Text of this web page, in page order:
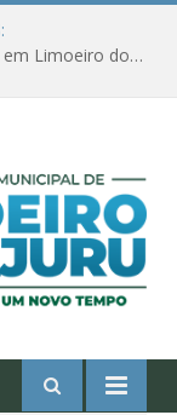
Amanhã começa nova etapa de vacinação em Limoeiro do Ajuru para idosos com 65 ou mais